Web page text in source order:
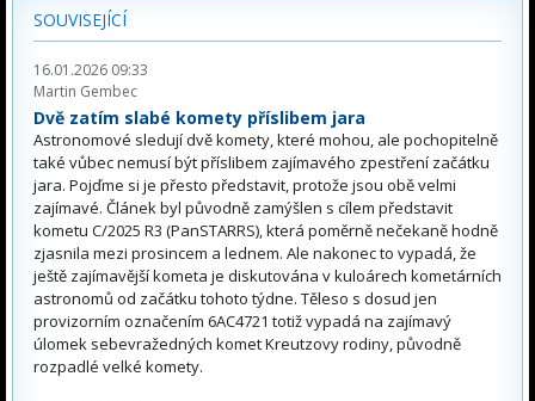
SOUVISEJÍCÍ
16.01.2026 09:33
Martin Gembec
Dvě zatím slabé komety příslibem jara
Astronomové sledují dvě komety, které mohou, ale pochopitelně
také vůbec nemusí být příslibem zajímavého zpestření začátku
jara. Pojďme si je přesto představit, protože jsou obě velmi
zajímavé. Článek byl původně zamýšlen s cílem představit
kometu C/2025 R3 (PanSTARRS), která poměrně nečekaně hodně
zjasnila mezi prosincem a lednem. Ale nakonec to vypadá, že
ještě zajímavější kometa je diskutována v kuloárech kometárních
astronomů od začátku tohoto týdne. Těleso s dosud jen
provizorním označením 6AC4721 totiž vypadá na zajímavý
úlomek sebevražedných komet Kreutzovy rodiny, původně
rozpadlé velké komety.